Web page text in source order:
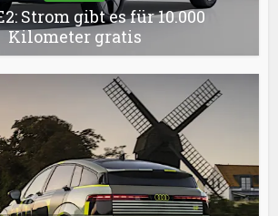
Strom gibt es für 10.000
Kilometer gratis